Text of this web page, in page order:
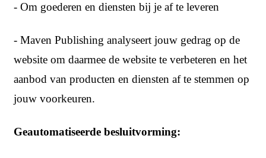
- Om goederen en diensten bij je af te leveren
- Maven Publishing analyseert jouw gedrag op de
website om daarmee de website te verbeteren en het
aanbod van producten en diensten af te stemmen op
jouw voorkeuren.
Geautomatiseerde besluitvorming: